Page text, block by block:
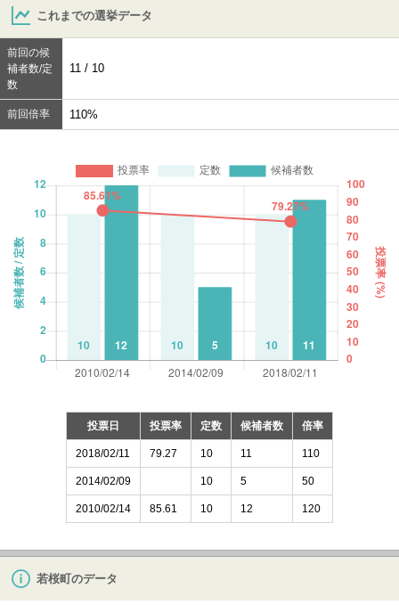
これまでの選挙データ
前回の候
補者数/定
数
11 / 10
前回倍率 110%
投票日 投票率 定数 候補者数 倍率
2018/02/11 79.27 10 11 110
2014/02/09 10 5 50
2010/02/14 85.61 10 12 120
若桜町のデータ